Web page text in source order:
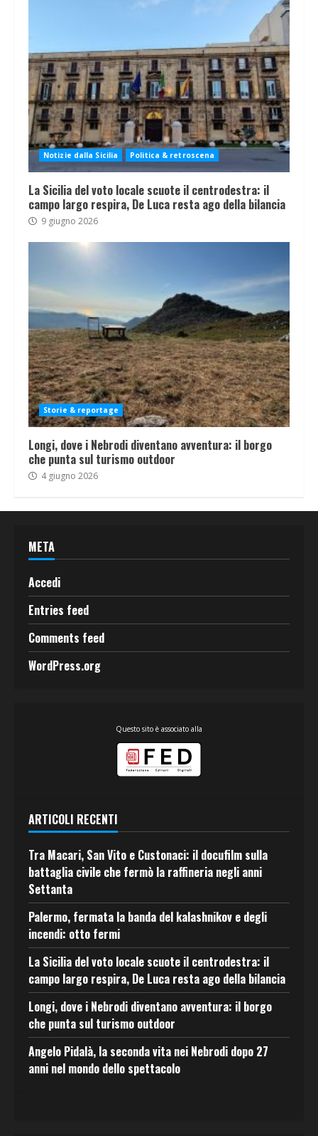
Notizie dalla Sicilia Politica & retroscena
La Sicilia del voto locale scuote il centrodestra: il
campo largo respira, De Luca resta ago della bilancia
9 giugno 2026
Storie & reportage
Longi, dove i Nebrodi diventano avventura: il borgo
che punta sul turismo outdoor
4 giugno 2026
META
Accedi
Entries feed
Comments feed
WordPress.org
Questo sito è associato alla
ARTICOLI RECENTI
Tra Macari, San Vito e Custonaci: il docufilm sulla
battaglia civile che fermò la raffineria negli anni
Settanta
Palermo, fermata la banda del kalashnikov e degli
incendi: otto fermi
La Sicilia del voto locale scuote il centrodestra: il
campo largo respira, De Luca resta ago della bilancia
Longi, dove i Nebrodi diventano avventura: il borgo
che punta sul turismo outdoor
Angelo Pidalà, la seconda vita nei Nebrodi dopo 27
anni nel mondo dello spettacolo